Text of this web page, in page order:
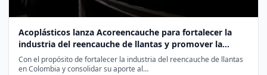
Acoplásticos lanza Acoreencauche para fortalecer la
industria del reencauche de llantas y promover la
economía circular
Con el propósito de fortalecer la industria del reencauche de llantas
en Colombia y consolidar su aporte al…